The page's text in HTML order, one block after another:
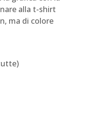
alla t-shirt
ma di colore